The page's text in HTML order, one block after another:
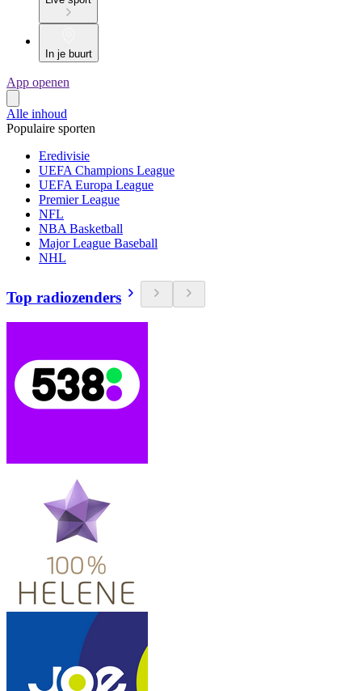
In je buurt
App openen
Alle inhoud
Populaire sporten
Eredivisie
UEFA Champions League
UEFA Europa League
Premier League
NFL
NBA Basketball
Major League Baseball
NHL
Top radiozenders